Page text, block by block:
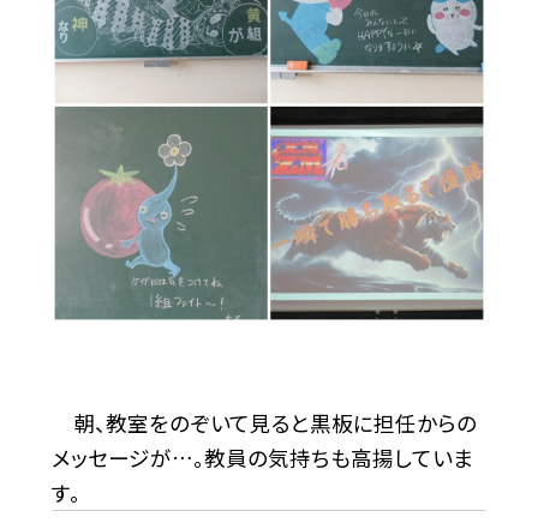
朝、教室をのぞいて見ると黒板に担任からの
メッセージが…。教員の気持ちも高揚していま
す。